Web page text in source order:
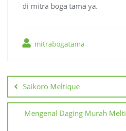
di mitra boga tama ya.
mitrabogatama
posSaikoro Meltique
Mengenal Daging Murah